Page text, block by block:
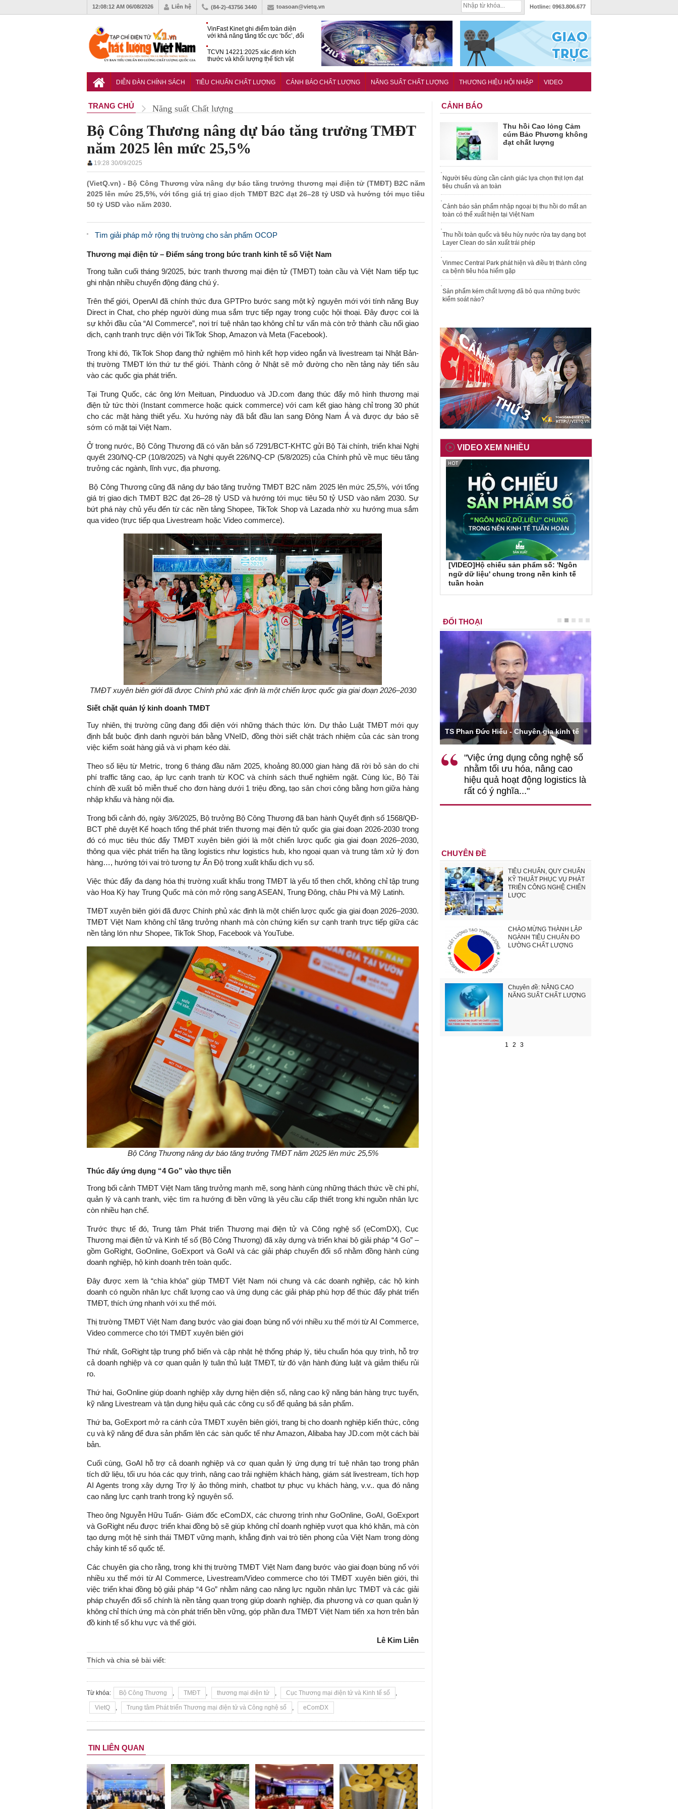
12:08:14 AM 06/08/2026 Liên hệ (84-2)-43756 3440 toasoan@vietq.vn Hotline: 0963.806.677
VinFast Kinet ghi điểm toàn diện
với khả năng tăng tốc cực ‘bốc’, đổi
TCVN 14221:2025 xác định kích
thước và khối lượng thể tích vật
bưu chính và đo lường trong kỷ
DIỄN ĐÀN CHÍNH SÁCH TIÊU CHUẨN CHẤT LƯỢNG CẢNH BÁO CHẤT LƯỢNG NĂNG SUẤT CHẤT LƯỢNG THƯƠNG HIỆU HỘI NHẬP VIDEO
TRANG CHỦ Năng suất Chất lượng
Bộ Công Thương nâng dự báo tăng trưởng TMĐT
năm 2025 lên mức 25,5%
19:28 30/09/2025
(VietQ.vn) - Bộ Công Thương vừa nâng dự báo tăng trưởng thương mại điện tử (TMĐT) B2C năm
2025 lên mức 25,5%, với tổng giá trị giao dịch TMĐT B2C đạt 26–28 tỷ USD và hướng tới mục tiêu
50 tỷ USD vào năm 2030.
Tìm giải pháp mở rộng thị trường cho sản phẩm OCOP
Thương mại điện tử – Điểm sáng trong bức tranh kinh tế số Việt Nam
Trong tuần cuối tháng 9/2025, bức tranh thương mại điện tử (TMĐT) toàn cầu và Việt Nam tiếp tục
ghi nhận nhiều chuyển động đáng chú ý.
Trên thế giới, OpenAI đã chính thức đưa GPTPro bước sang một kỷ nguyên mới với tính năng Buy
Direct in Chat, cho phép người dùng mua sắm trực tiếp ngay trong cuộc hội thoại. Đây được coi là
sự khởi đầu của “AI Commerce”, nơi trí tuệ nhân tạo không chỉ tư vấn mà còn trở thành cầu nối giao
dịch, cạnh tranh trực diện với TikTok Shop, Amazon và Meta (Facebook).
Trong khi đó, TikTok Shop đang thử nghiệm mô hình kết hợp video ngắn và livestream tại Nhật Bản-
thị trường TMĐT lớn thứ tư thế giới. Thành công ở Nhật sẽ mở đường cho nền tảng này tiến sâu
vào các quốc gia phát triển.
Tại Trung Quốc, các ông lớn Meituan, Pinduoduo và JD.com đang thúc đẩy mô hình thương mại
điện tử tức thời (Instant commerce hoặc quick commerce) với cam kết giao hàng chỉ trong 30 phút
cho các mặt hàng thiết yếu. Xu hướng này đã bắt đầu lan sang Đông Nam Á và được dự báo sẽ
sớm có mặt tại Việt Nam.
Ở trong nước, Bộ Công Thương đã có văn bản số 7291/BCT-KHTC gửi Bộ Tài chính, triển khai Nghị
quyết 230/NQ-CP (10/8/2025) và Nghị quyết 226/NQ-CP (5/8/2025) của Chính phủ về mục tiêu tăng
trưởng các ngành, lĩnh vực, địa phương.
Bộ Công Thương cũng đã nâng dự báo tăng trưởng TMĐT B2C năm 2025 lên mức 25,5%, với tổng
giá trị giao dịch TMĐT B2C đạt 26–28 tỷ USD và hướng tới mục tiêu 50 tỷ USD vào năm 2030. Sự
bứt phá này chủ yếu đến từ các nền tảng Shopee, TikTok Shop và Lazada nhờ xu hướng mua sắm
qua video (trực tiếp qua Livestream hoặc Video commerce).
TMĐT xuyên biên giới đã được Chính phủ xác định là một chiến lược quốc gia giai đoạn 2026–2030
Siết chặt quản lý kinh doanh TMĐT
Tuy nhiên, thị trường cũng đang đối diện với những thách thức lớn. Dự thảo Luật TMĐT mới quy
định bắt buộc định danh người bán bằng VNeID, đồng thời siết chặt trách nhiệm của các sàn trong
việc kiểm soát hàng giả và vi phạm kéo dài.
Theo số liệu từ Metric, trong 6 tháng đầu năm 2025, khoảng 80.000 gian hàng đã rời bỏ sàn do chi
phí traffic tăng cao, áp lực cạnh tranh từ KOC và chính sách thuế nghiêm ngặt. Cùng lúc, Bộ Tài
chính đề xuất bỏ miễn thuế cho đơn hàng dưới 1 triệu đồng, tạo sân chơi công bằng hơn giữa hàng
nhập khẩu và hàng nội địa.
Trong bối cảnh đó, ngày 3/6/2025, Bộ trưởng Bộ Công Thương đã ban hành Quyết định số 1568/QĐ-
BCT phê duyệt Kế hoạch tổng thể phát triển thương mại điện tử quốc gia giai đoạn 2026-2030 trong
đó có mục tiêu thúc đẩy TMĐT xuyên biên giới là một chiến lược quốc gia giai đoạn 2026–2030,
thông qua việc phát triển hạ tầng logistics như logistics hub, kho ngoại quan và trung tâm xử lý đơn
hàng…, hướng tới vai trò tương tự Ấn Độ trong xuất khẩu dịch vụ số.
Việc thúc đẩy đa dạng hóa thị trường xuất khẩu trong TMĐT là yếu tố then chốt, không chỉ tập trung
vào Hoa Kỳ hay Trung Quốc mà còn mở rộng sang ASEAN, Trung Đông, châu Phi và Mỹ Latinh.
TMĐT xuyên biên giới đã được Chính phủ xác định là một chiến lược quốc gia giai đoạn 2026–2030.
TMĐT Việt Nam không chỉ tăng trưởng nhanh mà còn chứng kiến sự cạnh tranh trực tiếp giữa các
nền tảng lớn như Shopee, TikTok Shop, Facebook và YouTube.
Bộ Công Thương nâng dự báo tăng trưởng TMĐT năm 2025 lên mức 25,5%
Thúc đẩy ứng dụng “4 Go” vào thực tiễn
Trong bối cảnh TMĐT Việt Nam tăng trưởng mạnh mẽ, song hành cùng những thách thức về chi phí,
quản lý và cạnh tranh, việc tìm ra hướng đi bền vững là yêu cầu cấp thiết trong khi nguồn nhân lực
còn nhiều hạn chế.
Trước thực tế đó, Trung tâm Phát triển Thương mại điện tử và Công nghệ số (eComDX), Cục
Thương mại điện tử và Kinh tế số (Bộ Công Thương) đã xây dựng và triển khai bộ giải pháp “4 Go” –
gồm GoRight, GoOnline, GoExport và GoAI và các giải pháp chuyển đổi số nhằm đồng hành cùng
doanh nghiệp, hộ kinh doanh trên toàn quốc.
Đây được xem là “chìa khóa” giúp TMĐT Việt Nam nói chung và các doanh nghiệp, các hộ kinh
doanh có nguồn nhân lực chất lượng cao và ứng dụng các giải pháp phù hợp để thúc đẩy phát triển
TMĐT, thích ứng nhanh với xu thế mới.
Thị trường TMĐT Việt Nam đang bước vào giai đoạn bùng nổ với nhiều xu thế mới từ AI Commerce,
Video commerce cho tới TMĐT xuyên biên giới
Thứ nhất, GoRight tập trung phổ biến và cập nhật hệ thống pháp lý, tiêu chuẩn hóa quy trình, hỗ trợ
cả doanh nghiệp và cơ quan quản lý tuân thủ luật TMĐT, từ đó vận hành đúng luật và giảm thiểu rủi
ro.
Thứ hai, GoOnline giúp doanh nghiệp xây dựng hiện diện số, nâng cao kỹ năng bán hàng trực tuyến,
kỹ năng Livestream và tận dụng hiệu quả các công cụ số để quảng bá sản phẩm.
Thứ ba, GoExport mở ra cánh cửa TMĐT xuyên biên giới, trang bị cho doanh nghiệp kiến thức, công
cụ và kỹ năng để đưa sản phẩm lên các sàn quốc tế như Amazon, Alibaba hay JD.com một cách bài
bản.
Cuối cùng, GoAI hỗ trợ cả doanh nghiệp và cơ quan quản lý ứng dụng trí tuệ nhân tạo trong phân
tích dữ liệu, tối ưu hóa các quy trình, nâng cao trải nghiệm khách hàng, giám sát livestream, tích hợp
AI Agents trong xây dựng Trợ lý ảo thông minh, chatbot tự phục vụ khách hàng, v.v.. qua đó nâng
cao năng lực cạnh tranh trong kỷ nguyên số.
Theo ông Nguyễn Hữu Tuấn- Giám đốc eComDX, các chương trình như GoOnline, GoAI, GoExport
và GoRight nếu được triển khai đồng bộ sẽ giúp không chỉ doanh nghiệp vượt qua khó khăn, mà còn
tạo dựng một hệ sinh thái TMĐT vững mạnh, khẳng định vai trò tiên phong của Việt Nam trong dòng
chảy kinh tế số quốc tế.
Các chuyên gia cho rằng, trong khi thị trường TMĐT Việt Nam đang bước vào giai đoạn bùng nổ với
nhiều xu thế mới từ AI Commerce, Livestream/Video commerce cho tới TMĐT xuyên biên giới, thì
việc triển khai đồng bộ giải pháp “4 Go” nhằm nâng cao năng lực nguồn nhân lực TMĐT và các giải
pháp chuyển đổi số chính là nền tảng quan trọng giúp doanh nghiệp, địa phương và cơ quan quản lý
không chỉ thích ứng mà còn phát triển bền vững, góp phần đưa TMĐT Việt Nam tiến xa hơn trên bản
đồ kinh tế số khu vực và thế giới.
Lê Kim Liên
Thích và chia sẻ bài viết:
Từ khóa: Bộ Công Thương , TMĐT , thương mại điện tử , Cục Thương mại điện tử và Kinh tế số ,
VietQ , Trung tâm Phát triển Thương mại điện tử và Công nghệ số , eComDX
TIN LIÊN QUAN
CẢNH BÁO
Thu hồi Cao lỏng Cảm
cúm Bảo Phương không
đạt chất lượng
Người tiêu dùng cần cảnh giác lựa chọn thịt lợn đạt
tiêu chuẩn và an toàn
Cảnh báo sản phẩm nhập ngoại bị thu hồi do mất an
toàn có thể xuất hiện tại Việt Nam
Thu hồi toàn quốc và tiêu hủy nước rửa tay dạng bọt
Layer Clean do sản xuất trái phép
Vinmec Central Park phát hiện và điều trị thành công
ca bệnh tiêu hóa hiếm gặp
Sản phẩm kém chất lượng đã bỏ qua những bước
kiểm soát nào?
VIDEO XEM NHIỀU
[VIDEO]Hộ chiếu sản phẩm số: 'Ngôn
ngữ dữ liệu' chung trong nền kinh tế
tuần hoàn
ĐỐI THOẠI
TS. Nguyễn Đức Độ - Phó Viện trưởng
Viện Kinh tế Tài chính
ngay từ bây giờ và trên thực tế
đang được tiến hành như tăng
đầu tư cho khoa học công
nghệ; ban hành các cơ chế
khuyến khích đổi mới sáng tạo,
khởi nghiệp..."
sách tài khóa không chỉ mang ý
nghĩa hỗ trợ ngắn hạn mà còn
đóng vai trò tạo nền tảng cho
TS Phan Đức Hiếu - Chuyên gia kinh tế
"Việc ứng dụng công nghệ số
nhằm tối ưu hóa, nâng cao
hiệu quả hoạt động logistics là
rất có ý nghĩa..."
CHUYÊN ĐỀ
TIÊU CHUẨN, QUY CHUẨN
KỸ THUẬT PHỤC VỤ PHÁT
TRIỂN CÔNG NGHỆ CHIẾN
LƯỢC
CHÀO MỪNG THÀNH LẬP
NGÀNH TIÊU CHUẨN ĐO
LƯỜNG CHẤT LƯỢNG
Chuyên đề: NÂNG CAO
NĂNG SUẤT CHẤT LƯỢNG
1 2 3